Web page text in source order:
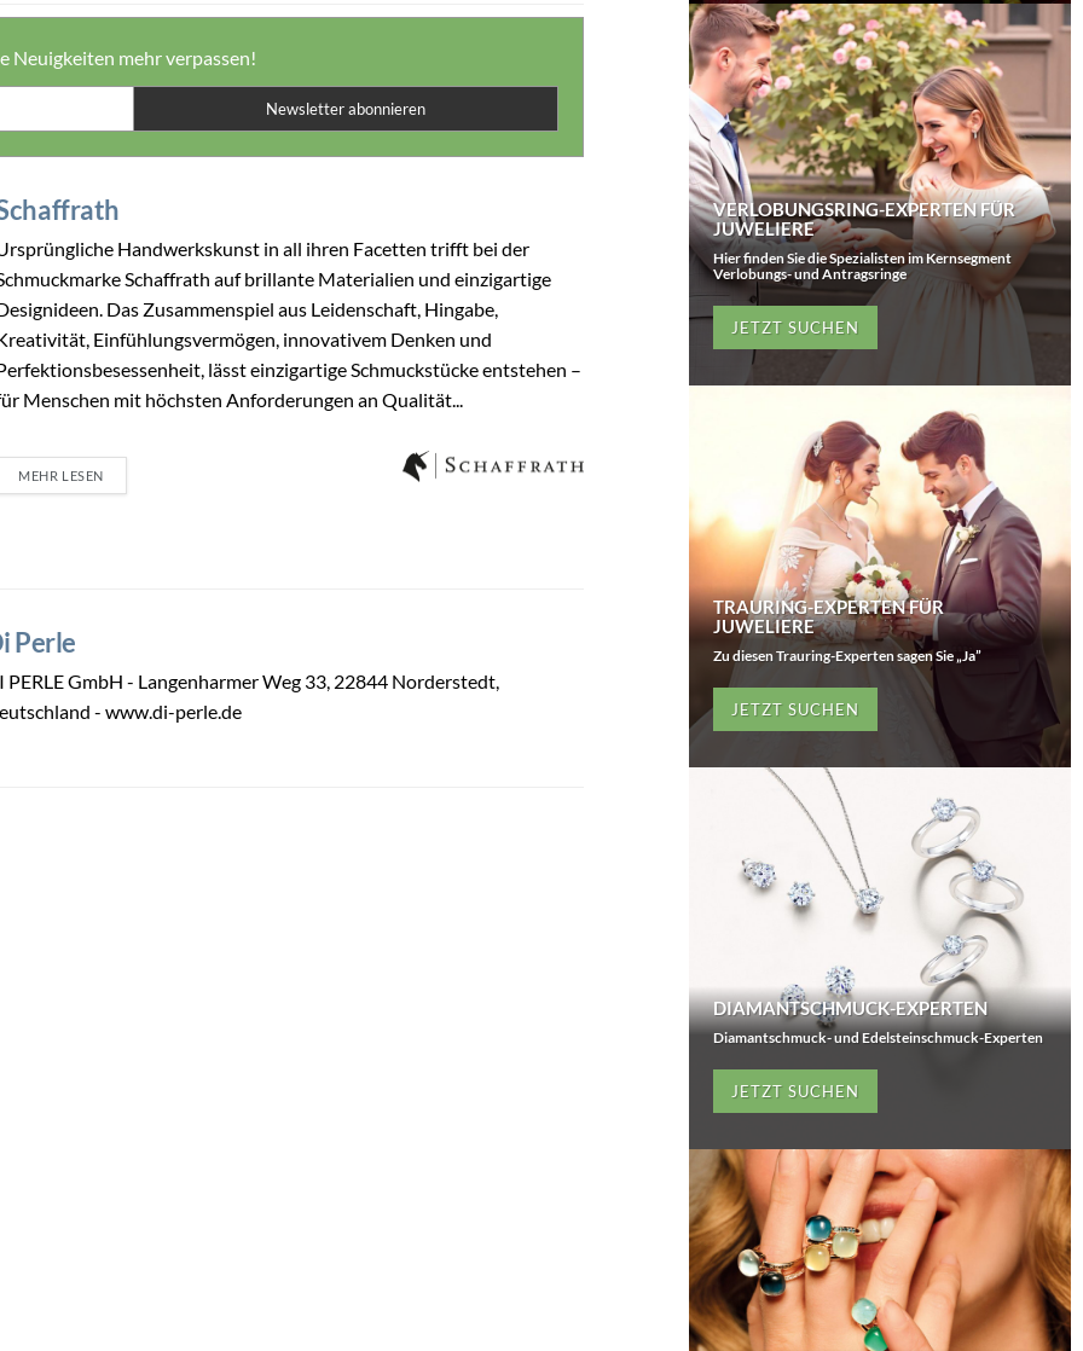
Neuigkeiten mehr verpassen!
Newsletter abonnieren
Handwerkskunst in all ihren Facetten trifft bei der
Schaffrath auf brillante Materialien und einzigartige
Das Zusammenspiel aus Leidenschaft, Hingabe,
Einfühlungsvermögen, innovativem Denken und
lässt einzigartige Schmuckstücke entstehen –
Menschen mit höchsten Anforderungen an Qualität...
MEHR LESEN
Perle
PERLE GmbH - Langenharmer Weg 33, 22844 Norderstedt,
- www.di-perle.de
VERLOBUNGSRING-EXPERTEN FÜR
JUWELIERE
Hier finden Sie die Spezialisten im Kernsegment
Verlobungs- und Antragsringe
JETZT SUCHEN
TRAURING-EXPERTEN FÜR
JUWELIERE
Zu diesen Trauring-Experten sagen Sie „Ja”
JETZT SUCHEN
DIAMANTSCHMUCK-EXPERTEN
Diamantschmuck- und Edelsteinschmuck-Experten
JETZT SUCHEN